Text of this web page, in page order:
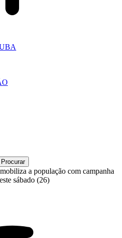
a população com campanha
sábado (26)